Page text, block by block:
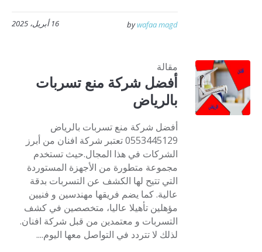
16 أبريل، 2025 bywafaa magd
مقالة
أفضل شركة منع تسربات
بالرياض
أفضل شركة منع تسربات بالرياض
0553445129 تعتبر شركة افنان من أبرز
الشركات في هذا المجال.حيث تستخدم
مجموعة متطورة من الأجهزة المستوردة
التي تتيح لها الكشف عن التسربات بدقة
عالية. كما يضم فريقها مهندسين و فنيين
مؤهلين تأهيلا عاليا، متخصصين في كشف
التسربات و معتمدين من قبل شركة افنان.
لذلك لا تتردد في التواصل معها اليوم....